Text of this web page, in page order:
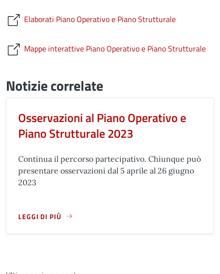
Elaborati Piano Operativo e Piano Strutturale
Mappe interattive Piano Operativo e Piano Strutturale
Notizie correlate
Osservazioni al Piano Operativo e
Piano Strutturale 2023
Continua il percorso partecipativo. Chiunque può
presentare osservazioni dal 5 aprile al 26 giugno
2023
LEGGI DI PIÙ
LEGGI ANCORA RIGUARDO A: OSSERVAZIONI AL PIANO